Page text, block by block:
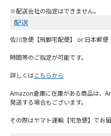
※配送会社の指定はできません。
配送
佐川急便【飛脚宅配便】 or 日本郵便
時間帯のご指定が可能です。
詳しくはこちらから
Amazon倉庫に在庫がある商品は、
発送する場合もございます。
その際はヤマト運輸【宅急便】でお届